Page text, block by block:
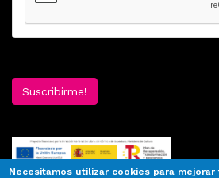
Suscribirme!
Necesitamos utilizar cookies para